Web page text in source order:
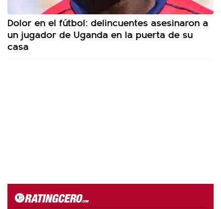
Dolor en el fútbol: delincuentes asesinaron a
un jugador de Uganda en la puerta de su
casa